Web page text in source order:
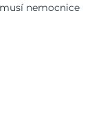
nemocnice